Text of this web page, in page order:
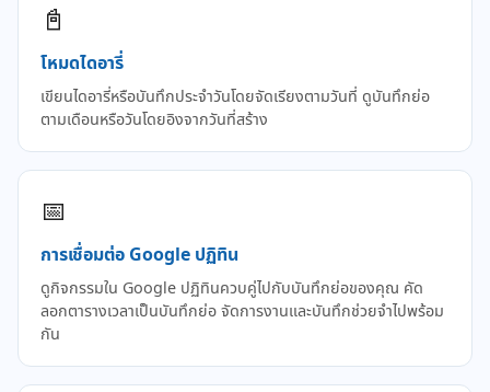
📓
โหมดไดอารี่
เขียนไดอารี่หรือบันทึกประจำวันโดยจัดเรียงตามวันที่ ดูบันทึกย่อ
ตามเดือนหรือวันโดยอิงจากวันที่สร้าง
📅
การเชื่อมต่อ Google ปฏิทิน
ดูกิจกรรมใน Google ปฏิทินควบคู่ไปกับบันทึกย่อของคุณ คัด
ลอกตารางเวลาเป็นบันทึกย่อ จัดการงานและบันทึกช่วยจำไปพร้อม
กัน